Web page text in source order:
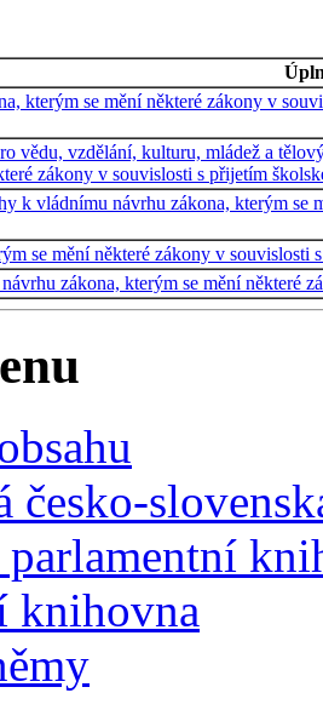
kterým se mění některé zákony v
vědu, vzdělání, kulturu, mládež a
zákony v souvislosti s přijetím
k vládnímu návrhu zákona, kterým se
se mění některé zákony v souvislosti
zákona, kterým se mění některé
česko-
knihovna